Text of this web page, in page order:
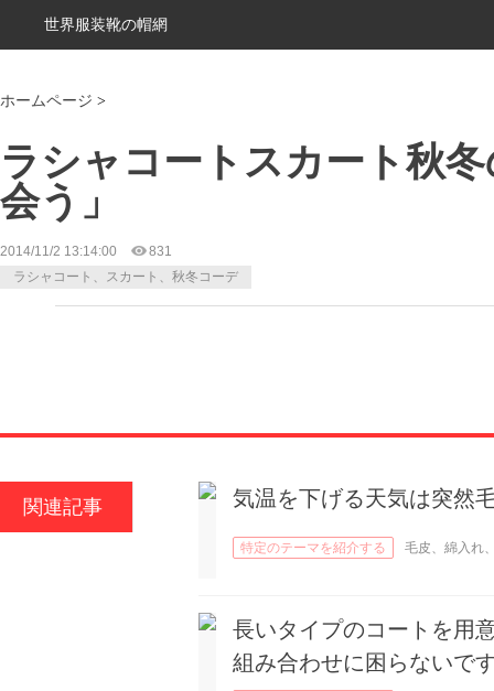
世界服装靴の帽網
ホームページ >
ラシャコートスカート秋
会う」
2014/11/2 13:14:00
831
ラシャコート、スカート、秋冬コーデ
関連記事 気温を下げる天気は突然
特定のテーマを紹介する
毛皮、綿入れ
長いタイプのコートを用
組み合わせに困らないで